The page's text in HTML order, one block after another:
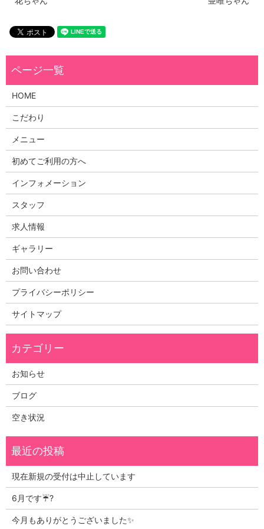
HOME
こだわり
メニュー
初めてご利用の方へ
インフォメーション
スタッフ
求人情報
ギャラリー
お問い合わせ
プライバシーポリシー
サイトマップ
お知らせ
ブログ
空き状況
現在新規の受付は中止しています
6月です☔?
今月もありがとうございました✨